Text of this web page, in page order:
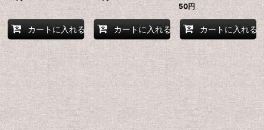
カートに入れる カートに入れる
50円
カートに入れる